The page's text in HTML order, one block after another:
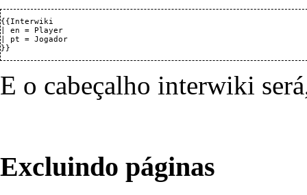
{{Interwiki
| en = Player
| pt = Jogador
E o cabeçalho interwiki
Excluindo páginas